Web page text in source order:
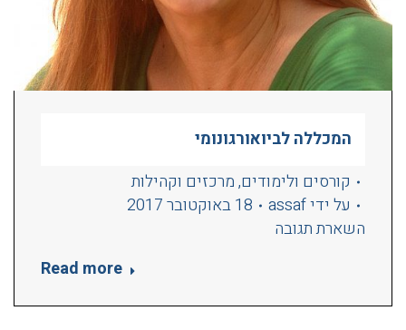
המכללה לביואורגונומי
קורסים ולימודים,מרכזים וקהילות
על ידיassaf
18 באוקטובר 2017
השארת תגובה
Read more